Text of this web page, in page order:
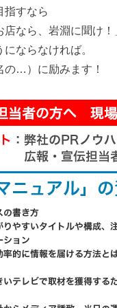
指すなら
店なら、岩淵に聞け！
ならなければ。
の…）に励みます！